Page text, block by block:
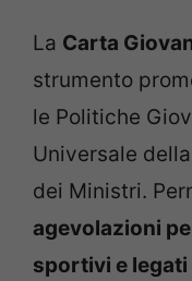
La Carta
strumento
le Politiche
Universale
dei Ministri.
agevolazioni
sportivi e